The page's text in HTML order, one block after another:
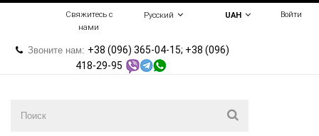
Войти
UAH
Русский
Свяжитесь с
нами
Звоните нам: +38 (096) 365-04-15; +38 (096)
418-29-95